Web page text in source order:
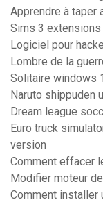
Apprendre à taper
Sims 3 extensions
Logiciel pour
Lombre de la
Solitaire windows
Naruto shippuden
Dream league
Euro truck
version
Comment effacer
Modifier moteur
Comment installer